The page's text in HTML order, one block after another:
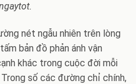
nét ngẫu nhiên trên lòng
bản đồ phản ánh vận
khác trong cuộc đời mỗi
số các đường chỉ chính,